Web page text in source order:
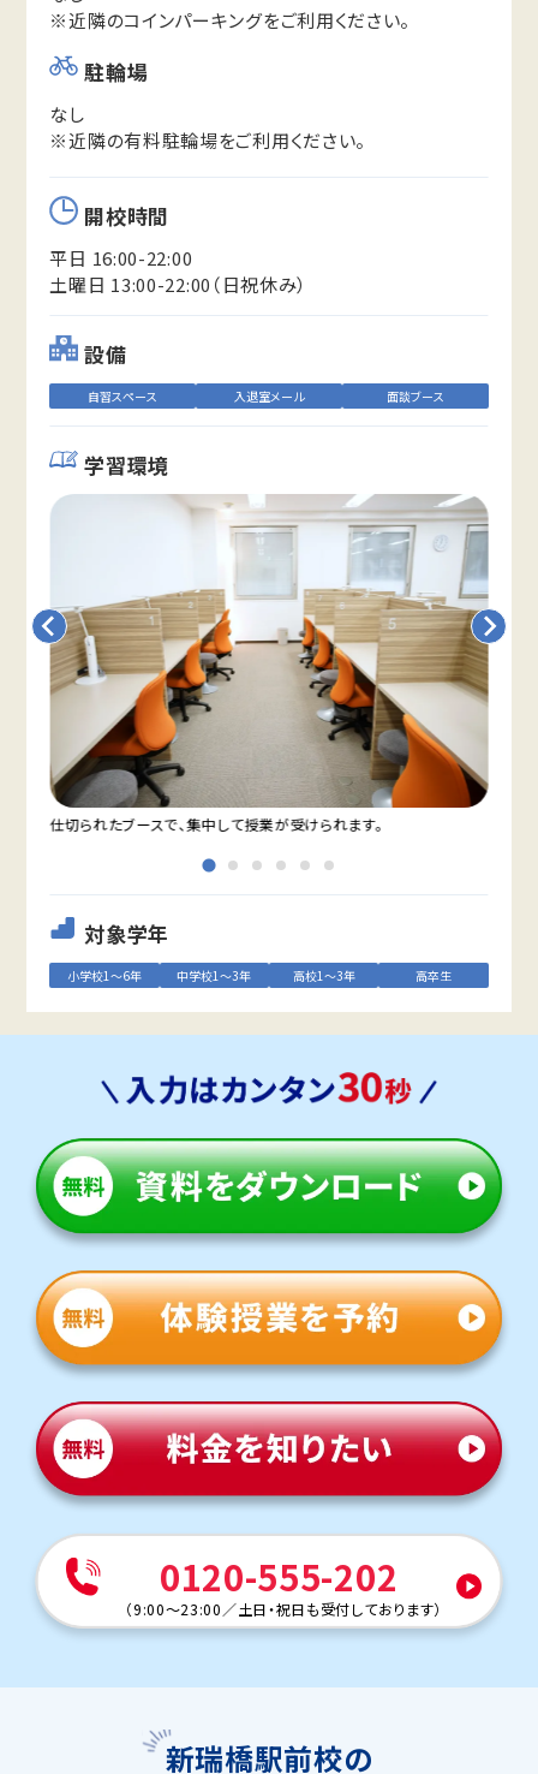
※近隣のコインパーキングをご利用ください。
駐輪場
なし
※近隣の有料駐輪場をご利用ください。
開校時間
平日 16:00-22:00
土曜日 13:00-22:00（日祝休み）
設備
自習スペース 入退室メール 面談ブース
学習環境
仕切られたブースで、集中して授業が受けられます。
対象学年
小学校1～6年 中学校1～3年 高校1～3年 高卒生
0120-555-202
（9:00～23:00／土日・祝日も受付しております）
新瑞橋駅前校の